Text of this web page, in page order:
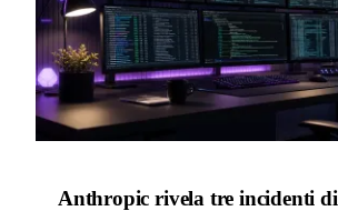
Anthropic rivela tre incidenti di